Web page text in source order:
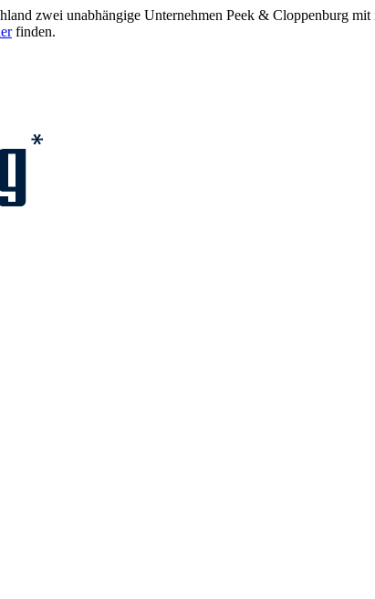
zwei unabhängige Unternehmen Peek & Cloppenburg
finden.